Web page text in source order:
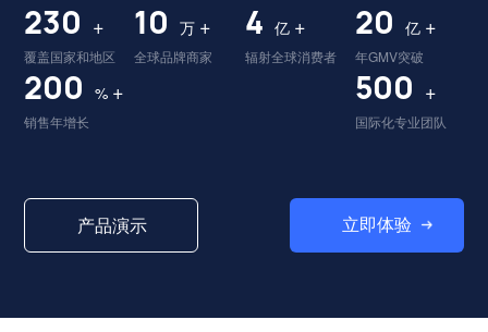
230 +
覆盖国家和地区
10 万 +
全球品牌商家
4 亿 +
辐射全球消费者
20 亿 +
年GMV突破
200 % +
销售年增长
500 +
国际化专业团队
产品演示 立即体验